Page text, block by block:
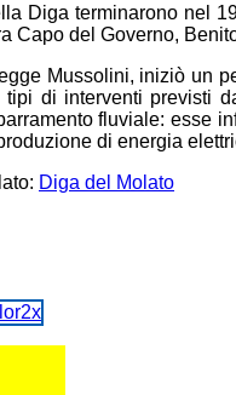
Diga terminarono nel
Capo del Governo,
Mussolini, iniziò un
di interventi previsti
fluviale: esse
di energia
Diga del Molato